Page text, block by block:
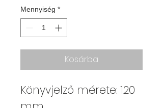
Mennyiség *
Kosárba
Könyvjelző mérete: 120